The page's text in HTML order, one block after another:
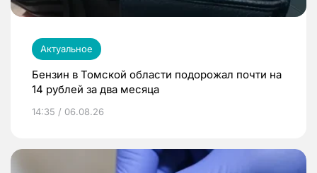
Актуальное
Бензин в Томской области подорожал почти на
14 рублей за два месяца
14:35 / 06.08.26